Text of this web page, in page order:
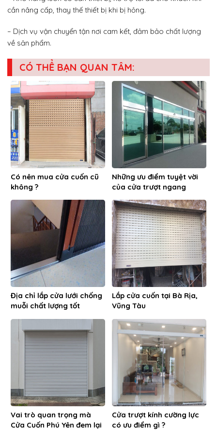
cần nâng cấp, thay thế thiết bị khi bị hỏng.
– Dịch vụ vận chuyển tận nơi cam kết, đảm bảo chất lượng
về sản phẩm.
CÓ THỂ BẠN QUAN TÂM:
Có nên mua cửa cuốn cũ
không ?
Những ưu điểm tuyệt vời
của cửa trượt ngang
Địa chỉ lắp cửa lưới chống
muỗi chất lượng tốt
Lắp cửa cuốn tại Bà Rịa,
Vũng Tàu
Vai trò quan trọng mà
Cửa Cuốn Phú Yên đem lại
Cửa trượt kính cường lực
có ưu điểm gì ?